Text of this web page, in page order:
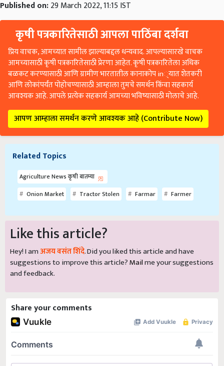
Published on:29 March 2022, 11:15 IST
कृषी पत्रकारितेसाठी आपला पाठिंबा दर्शवा
प्रिय वाचक, आमच्यात सामील झाल्याबद्दल धन्यवाद. आपल्यासारखे वाचक
आमच्यासाठी कृषी पत्रकारितेसाठी प्रेरणा आहेत. कृषी पत्रकारितेला अधिक
बळकट करण्यासाठी आणि ग्रामीण भारतातील कानाकोप in्यात शेतकरी
आणि लोकांपर्यंत पोहोचण्यासाठी आम्हाला तुमचे समर्थन किंवा सहकार्य
आवश्यक आहे. आपले प्रत्येक सहकार्य आमच्या भविष्यासाठी मोलाचे आहे.
आपण आम्हाला समर्थन करणे आवश्यक आहे (Contribute Now)
Related Topics
Agriculture News कृषी बातम्या
Onion Market
Tractor Stolen Farmar Farmer
Like this article?
Hey! I amअजय वसंत शिंदे. Did you liked this article and have
suggestions to improve this article?Mailme your suggestions
and feedback.
Share your comments